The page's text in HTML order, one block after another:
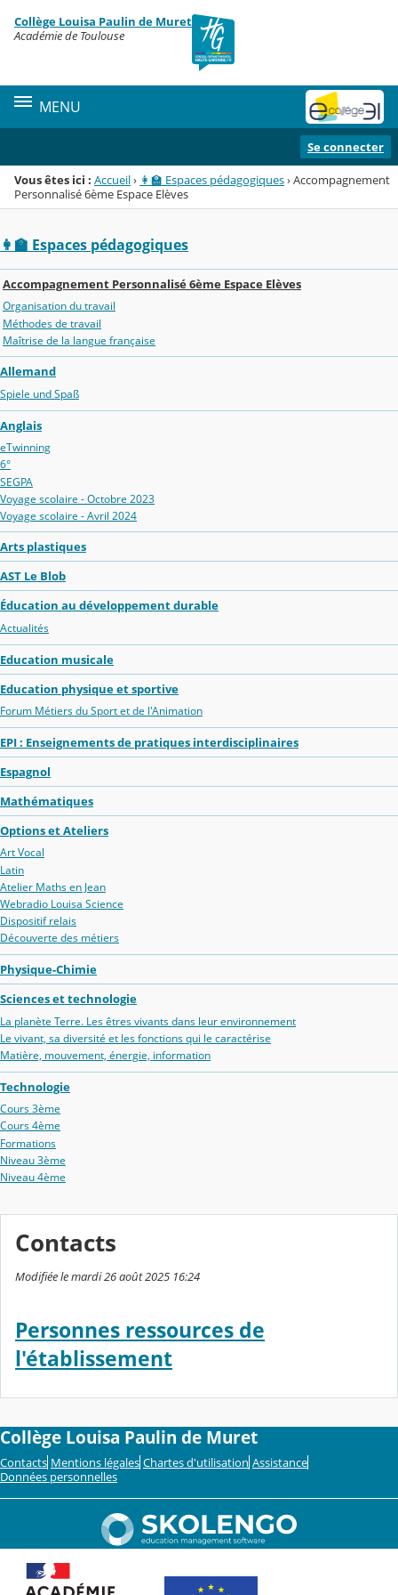
Menu de la rubrique
Contenu
Collège Louisa Paulin de Muret
Académie de Toulouse
MENU
Se connecter
Vous êtes ici : Accueil› 👩‍🏫 Espaces pédagogiques›Accompagnement
Personnalisé 6ème Espace Elèves
👩‍🏫 Espaces pédagogiques
Accompagnement Personnalisé 6ème Espace Elèves
Organisation du travail
Méthodes de travail
Maîtrise de la langue française
Allemand
Spiele und Spaß
Anglais
eTwinning
6°
SEGPA
Voyage scolaire - Octobre 2023
Voyage scolaire - Avril 2024
Arts plastiques
AST Le Blob
Éducation au développement durable
Actualités
Education musicale
Education physique et sportive
Forum Métiers du Sport et de l'Animation
EPI : Enseignements de pratiques interdisciplinaires
Espagnol
Mathématiques
Options et Ateliers
Art Vocal
Latin
Atelier Maths en Jean
Webradio Louisa Science
Dispositif relais
Découverte des métiers
Physique-Chimie
Sciences et technologie
La planète Terre. Les êtres vivants dans leur environnement
Le vivant, sa diversité et les fonctions qui le caractérise
Matière, mouvement, énergie, information
Technologie
Cours 3ème
Cours 4ème
Formations
Niveau 3ème
Niveau 4ème
Contacts
Modifiée le mardi 26 août 2025 16:24
Personnes ressources de
l'établissement
Collège Louisa Paulin de Muret
Contacts Mentions légales Chartes d'utilisation Assistance
Données personnelles